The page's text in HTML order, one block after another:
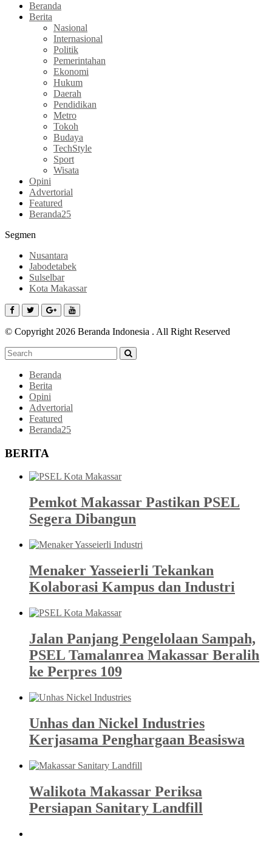
Beranda
Berita
Nasional
Internasional
Politik
Pemerintahan
Ekonomi
Hukum
Daerah
Pendidikan
Metro
Tokoh
Budaya
TechStyle
Sport
Wisata
Opini
Advertorial
Featured
Beranda25
Segmen
Nusantara
Jabodetabek
Sulselbar
Kota Makassar
© Copyright 2026 Beranda Indonesia . All Right Reserved
Beranda
Berita
Opini
Advertorial
Featured
Beranda25
BERITA
Pemkot Makassar Pastikan PSEL
Segera Dibangun
Menaker Yasseierli Tekankan
Kolaborasi Kampus dan Industri
Jalan Panjang Pengelolaan Sampah,
PSEL Tamalanrea Makassar Beralih
ke Perpres 109
Unhas dan Nickel Industries
Kerjasama Penghargaan Beasiswa
Walikota Makassar Periksa
Persiapan Sanitary Landfill